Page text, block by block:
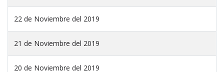
22 de Noviembre del 2019
21 de Noviembre del 2019
20 de Noviembre del 2019